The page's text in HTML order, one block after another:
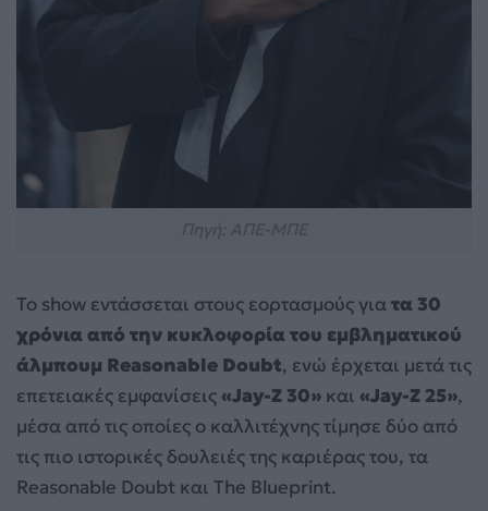
Το show εντάσσεται στους εορτασμούς γιατα 30
χρόνια από την κυκλοφορία του εμβληματικού
άλμπουμ Reasonable Doubt, ενώ έρχεται μετά τις
επετειακές εμφανίσεις«Jay-Z 30» και «Jay-Z 25»,
μέσα από τις οποίες ο καλλιτέχνης τίμησε δύο από
τις πιο ιστορικές δουλειές της καριέρας του, τα
Reasonable Doubt και The Blueprint.